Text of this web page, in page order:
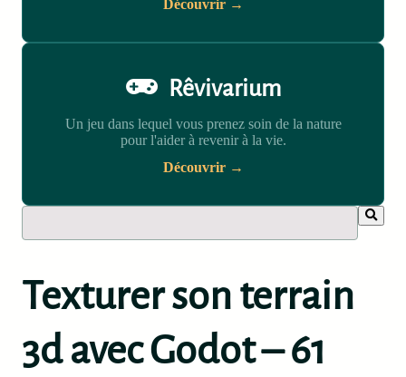
Découvrir →
Rêvivarium
Un jeu dans lequel vous prenez soin de la nature
pour l'aider à revenir à la vie.
Découvrir →
Texturer son terrain
3d avec Godot – 61